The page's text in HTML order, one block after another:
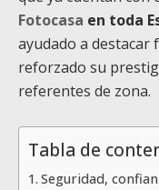
Fotocasa en toda
ayudado a destacar
reforzado su
referentes de zona.
Tabla de
Seguridad,